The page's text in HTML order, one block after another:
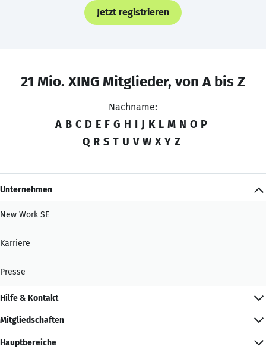
Jetzt registrieren
21 Mio. XING Mitglieder, von A bis Z
Nachname:
A B C D E F G H I J K L M N O P
Q R S T U V W X Y Z
Unternehmen
New Work SE
Karriere
Presse
Hilfe & Kontakt
Mitgliedschaften
Hauptbereiche